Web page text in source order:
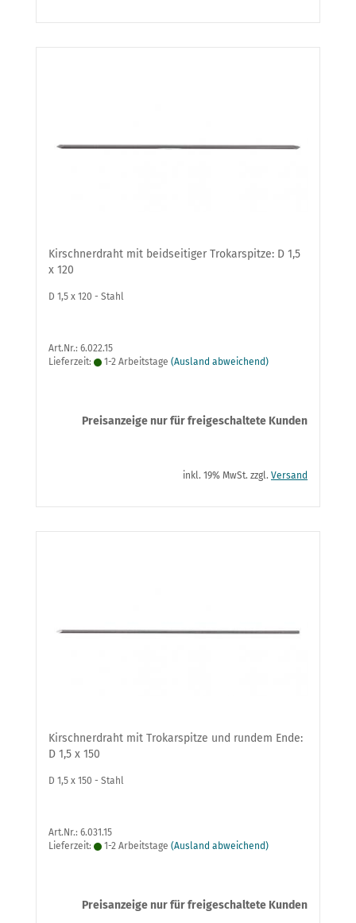
Kirschnerdraht mit beidseitiger Trokarspitze: D 1,5
x 120
D 1,5 x 120 - Stahl
Art.Nr.: 6.022.15
Lieferzeit:
1-2 Arbeitstage (Ausland abweichend)
Preisanzeige nur für freigeschaltete Kunden
inkl. 19% MwSt. zzgl. Versand
Kirschnerdraht mit Trokarspitze und rundem Ende:
D 1,5 x 150
D 1,5 x 150 - Stahl
Art.Nr.: 6.031.15
Lieferzeit:
1-2 Arbeitstage (Ausland abweichend)
Preisanzeige nur für freigeschaltete Kunden